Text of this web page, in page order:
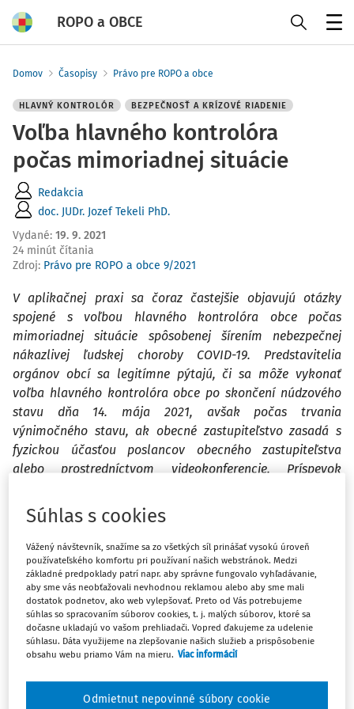
ROPO a OBCE
Domov Časopisy Právo pre ROPO a obce
HLAVNÝ KONTROLÓR BEZPEČNOSŤ A KRÍZOVÉ RIADENIE
Voľba hlavného kontrolóra
počas mimoriadnej situácie
Redakcia
doc. JUDr. Jozef Tekeli PhD.
Vydané: 19. 9. 2021
24 minút čítania
Zdroj: Právo pre ROPO a obce 9/2021
V aplikačnej praxi sa čoraz častejšie objavujú otázky
spojené s voľbou hlavného kontrolóra obce počas
mimoriadnej situácie spôsobenej šírením nebezpečnej
nákazlivej ľudskej choroby COVID-19. Predstavitelia
orgánov obcí sa legitímne pýtajú, či sa môže vykonať
voľba hlavného kontrolóra obce po skončení núdzového
stavu dňa 14. mája 2021, avšak počas trvania
výnimočného stavu, ak obecné zastupiteľstvo zasadá s
fyzickou účasťou poslancov obecného zastupiteľstva
alebo prostredníctvom videokonferencie. Príspevok
zákonných ustanovení k týmto otázkam.
Pre predstaviteľov obcí je náročné vyrovnať sa s
nastolenými právnymi otázkami. Je to podmienené
nekvalitnou legislatívou a nutnosťou systematicky
aplikovať viaceré právne predpisy, najmä:
zákon č.369/1990 Zb.o obecnom zriadení v z. n. p.
(ďalej len "zákon o obecnom zriadení
zákon č.73/2020 Z.z., ktorým sa menia a dopĺňajú
niektoré zákony v pôsobnosti Ministerstva vnútra
Súhlas s cookies
Vážený návštevník, snažíme sa zo všetkých síl prinášať vysokú úroveň
používateľského komfortu pri používaní našich webstránok. Medzi
základné predpoklady patrí napr. aby správne fungovalo vyhľadávanie,
aby sme vás neobťažovali nevhodnou reklamou alebo aby sme mali
dostatok podnetov, ako web vylepšovať. Preto od Vás potrebujeme
súhlas so spracovaním súborov cookies, t. j. malých súborov, ktoré sa
dočasne ukladajú vo vašom prehliadači. Vopred ďakujeme za udelenie
súhlasu. Dáta využijeme na zlepšovanie našich služieb a prispôsobenie
obsahu webu priamo Vám na mieru. Viac informácií
Odmietnut nepovinné súbory cookie